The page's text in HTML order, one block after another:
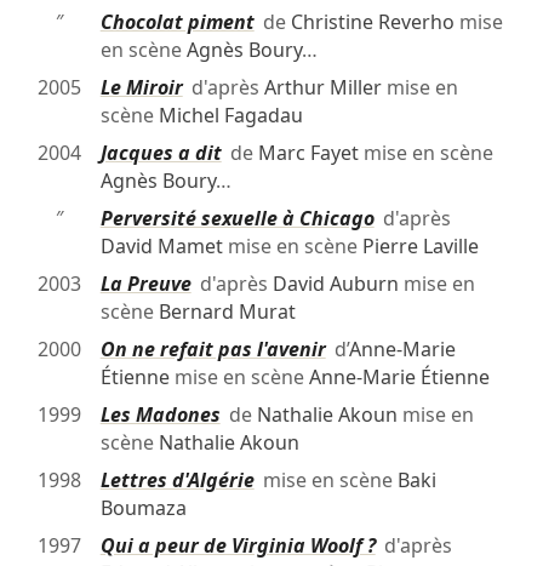
″
Chocolat pimentde Christine Reverho mise
en scèneAgnès Boury…
2005
Le Miroird'après Arthur Millermise en
scène Michel Fagadau
2004
Jacques a ditde Marc Fayetmise en scène
Agnès Boury…
″
Perversité sexuelle à Chicagod'après
David Mametmise en scène Pierre Laville
2003
La Preuved'après David Auburn mise en
scène Bernard Murat
2000
On ne refait pas l'avenird’Anne-Marie
Étiennemise en scèneAnne-Marie Étienne
1999
Les Madones de Nathalie Akoun mise en
scène Nathalie Akoun
1998
Lettres d'Algériemise en scène Baki
Boumaza
1997
Qui a peur de Virginia Woolf ?d'après